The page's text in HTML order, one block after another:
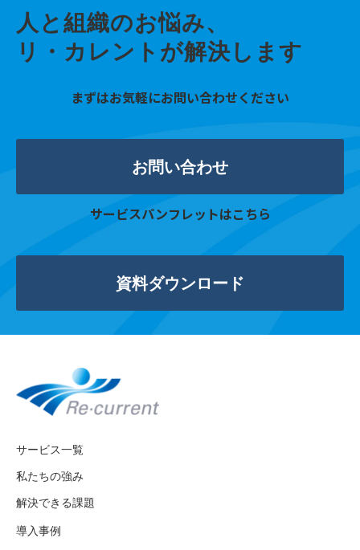
人と組織のお悩み、
リ・カレントが解決します
まずはお気軽にお問い合わせください
お問い合わせ
サービスパンフレットはこちら
資料ダウンロード
サービス一覧
私たちの強み
解決できる課題
導入事例